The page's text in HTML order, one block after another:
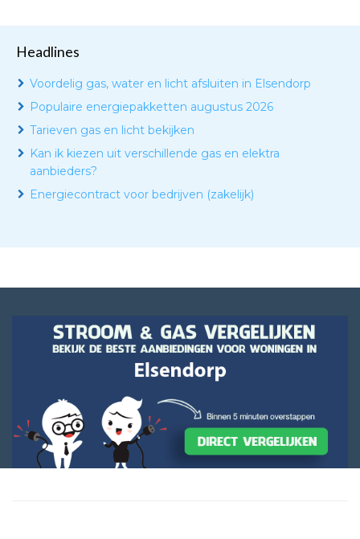
Headlines
Voordelig gas, water en licht afsluiten in Elsendorp
Populaire energiepakketten augustus 2026
Tarieven gas en licht bekijken
Kan ik kiezen uit verschillende gas en elektra
aanbieders?
Energiecontract voor bedrijven (zakelijk)